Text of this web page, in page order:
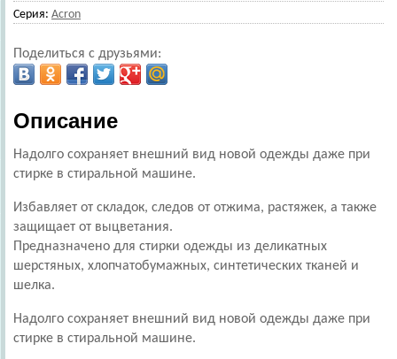
Серия: Acron
Поделиться с друзьями:
Описание
Надолго сохраняет внешний вид новой одежды даже при
стирке в стиральной машине.
Избавляет от складок, следов от отжима, растяжек, а также
защищает от выцветания.
Предназначено для стирки одежды из деликатных
шерстяных, хлопчатобумажных, синтетических тканей и
шелка.
Надолго сохраняет внешний вид новой одежды даже при
стирке в стиральной машине.